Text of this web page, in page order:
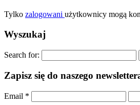
Tylko zalogowani użytkownicy mogą
Wyszukaj
Search for:
Zapisz się do naszego
Email *